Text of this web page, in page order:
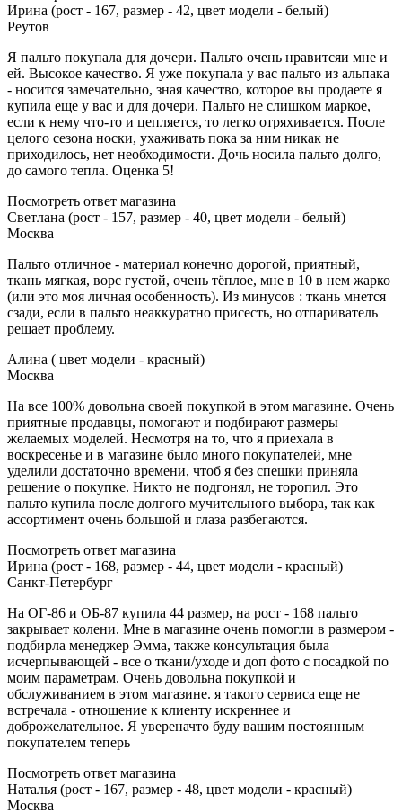
Ирина (рост - 167, размер - 42, цвет модели - белый)
Реутов
Я пальто покупала для дочери. Пальто очень нравитсяи мне и
ей. Высокое качество. Я уже покупала у вас пальто из альпака
- носится замечательно, зная качество, которое вы продаете я
купила еще у вас и для дочери. Пальто не слишком маркое,
если к нему что-то и цепляется, то легко отряхивается. После
целого сезона носки, ухаживать пока за ним никак не
приходилось, нет необходимости. Дочь носила пальто долго,
до самого тепла. Оценка 5!
Посмотреть ответ магазина
Светлана (рост - 157, размер - 40, цвет модели - белый)
Москва
Пальто отличное - материал конечно дорогой, приятный,
ткань мягкая, ворс густой, очень тёплое, мне в 10 в нем жарко
(или это моя личная особенность). Из минусов : ткань мнется
сзади, если в пальто неаккуратно присесть, но отпариватель
решает проблему.
Алина ( цвет модели - красный)
Москва
На все 100% довольна своей покупкой в этом магазине. Очень
приятные продавцы, помогают и подбирают размеры
желаемых моделей. Несмотря на то, что я приехала в
воскресенье и в магазине было много покупателей, мне
уделили достаточно времени, чтоб я без спешки приняла
решение о покупке. Никто не подгонял, не торопил. Это
пальто купила после долгого мучительного выбора, так как
ассортимент очень большой и глаза разбегаются.
Посмотреть ответ магазина
Ирина (рост - 168, размер - 44, цвет модели - красный)
Санкт-Петербург
На ОГ-86 и ОБ-87 купила 44 размер, на рост - 168 пальто
закрывает колени. Мне в магазине очень помогли в размером -
подбирла менеджер Эмма, также консультация была
исчерпывающей - все о ткани/уходе и доп фото с посадкой по
моим параметрам. Очень довольна покупкой и
обслуживанием в этом магазине. я такого сервиса еще не
встречала - отношение к клиенту искреннее и
доброжелательное. Я увереначто буду вашим постоянным
покупателем теперь
Посмотреть ответ магазина
Наталья (рост - 167, размер - 48, цвет модели - красный)
Москва